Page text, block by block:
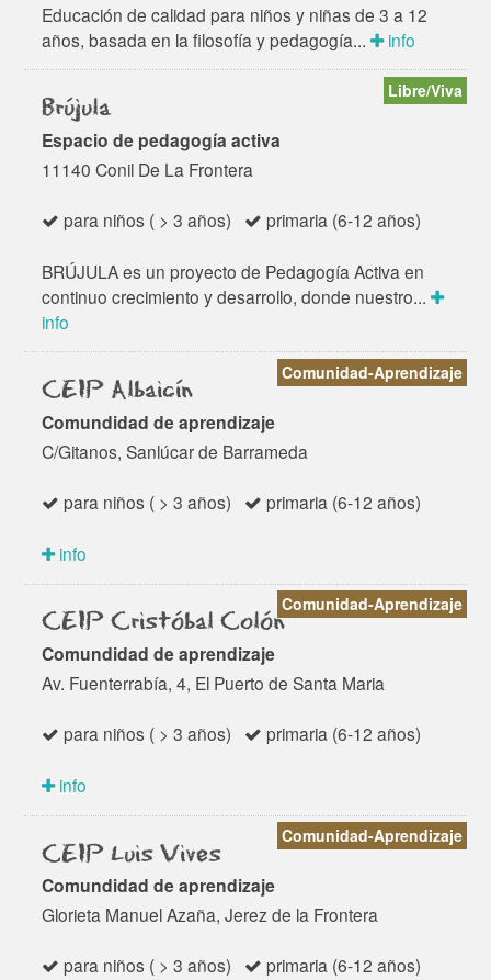
Educación de calidad para niños y niñas de 3 a 12
años, basada en la filosofía y pedagogía...
info
Brújula
Libre/Viva
Espacio de pedagogía activa
11140 Conil De La Frontera
para niños ( > 3 años) primaria (6-12 años)
BRÚJULA es un proyecto de Pedagogía Activa en
continuo crecimiento y desarrollo, donde nuestro...
info
CEIP Albaicín
Comunidad-Aprendizaje
Comundidad de aprendizaje
C/Gitanos, Sanlúcar de Barrameda
para niños ( > 3 años) primaria (6-12 años)
info
CEIP Cristóbal Colón
Comunidad-Aprendizaje
Comundidad de aprendizaje
Av. Fuenterrabía, 4, El Puerto de Santa Maria
para niños ( > 3 años) primaria (6-12 años)
info
CEIP Luis Vives
Comunidad-Aprendizaje
Comundidad de aprendizaje
Glorieta Manuel Azaña, Jerez de la Frontera
para niños ( > 3 años) primaria (6-12 años)